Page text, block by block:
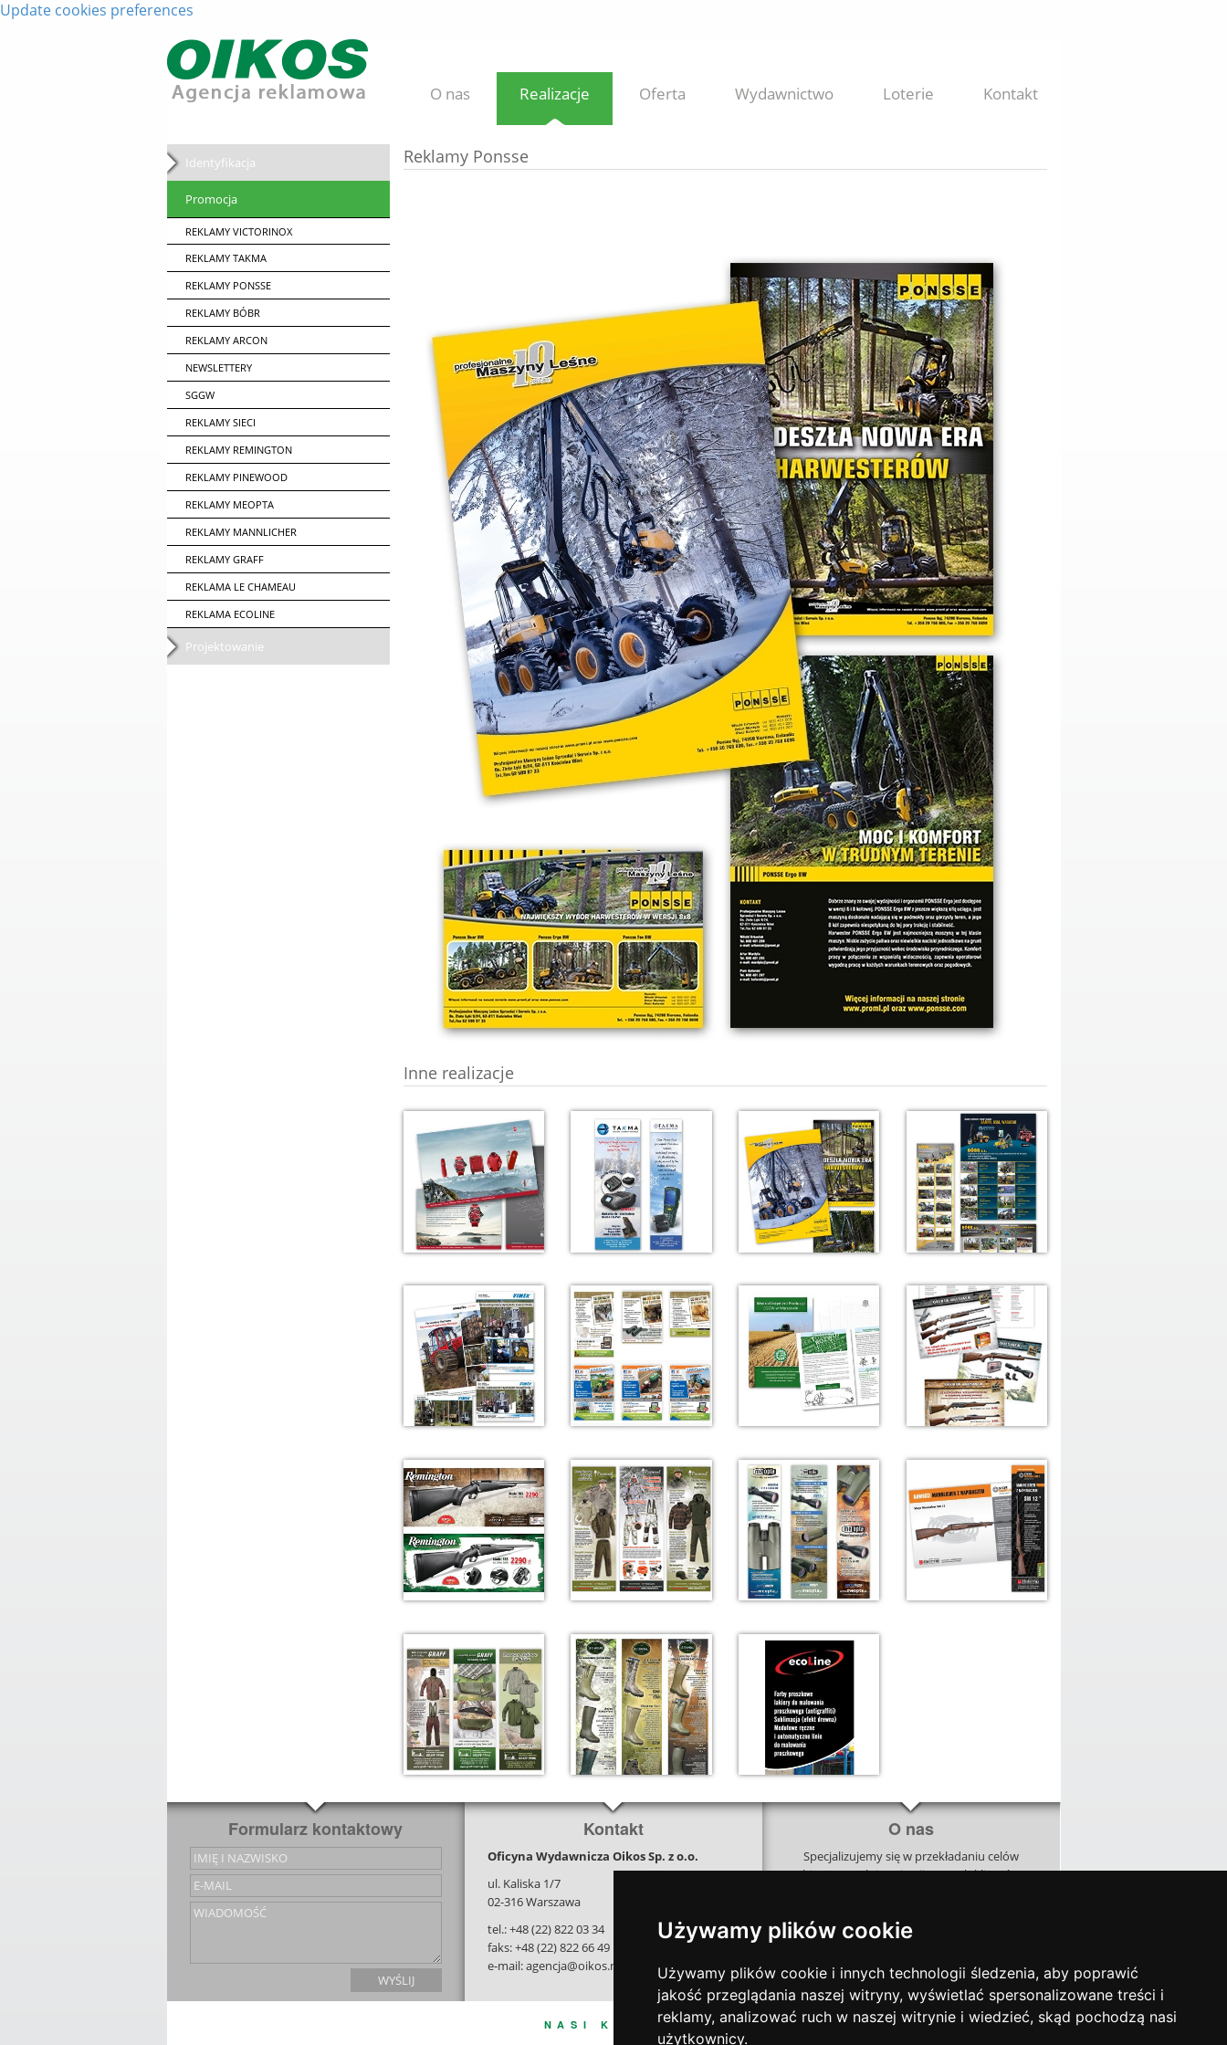
Używamy plików cookie
Używamy plików cookie i innych technologii śledzenia, aby poprawić
jakość przeglądania naszej witryny, wyświetlać spersonalizowane treści i
reklamy, analizować ruch w naszej witrynie i wiedzieć, skąd pochodzą nasi
użytkownicy.
Update cookies preferences
O nas Realizacje Oferta Wydawnictwo Loterie Kontakt
Identyfikacja
Promocja
REKLAMY VICTORINOX
REKLAMY TAKMA
REKLAMY PONSSE
REKLAMY BÓBR
REKLAMY ARCON
NEWSLETTERY
SGGW
REKLAMY SIECI
REKLAMY REMINGTON
REKLAMY PINEWOOD
REKLAMY MEOPTA
REKLAMY MANNLICHER
REKLAMY GRAFF
REKLAMA LE CHAMEAU
REKLAMA ECOLINE
Projektowanie
Reklamy Ponsse
Inne realizacje
Formularz kontaktowy Kontakt
Oficyna Wydawnicza Oikos Sp. z o.o.
ul. Kaliska 1/7
02-316 Warszawa
tel.: +48 (22) 822 03 34
faks: +48 (22) 822 66 49
e-mail: agencja@oikos.net.pl
O nas
Specjalizujemy się w przekładaniu celów
biznesowych i aspiracji naszych klientów
z naszymi klientami projekty zapadające
NASI KLIENCI